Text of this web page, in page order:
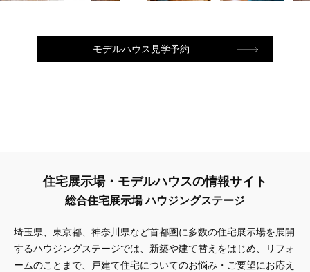
モデルハウス見学予約
住宅展示場・モデルハウスの情報サイト
総合住宅展示場 ハウジングステージ
埼玉県、東京都、神奈川県など首都圏に多数の住宅展示場を展開
するハウジングステージでは、新築や建て替えをはじめ、リフォ
ームのことまで、戸建て住宅についてのお悩み・ご要望にお応え